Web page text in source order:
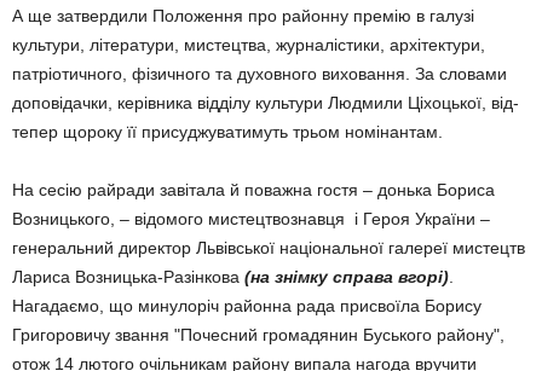
А ще затвер­дили Положення про районну премію в галузі
культури, літератури, мистецтва, журналіс­тики, архі­тектури,
патріотичного, фізичного та духов­ного виховання. За словами
до­повідачки, керівника відділу куль­тури Людмили Ціхоцької, від­
тепер щороку її присуджува­ти­муть трьом номінантам.
На сесію райради завітала й поважна гостя – донька Бориса
Возниць­кого, – відомого мистецтво­знавця і Героя України –
генеральний директор Львівської національної галереї мистецтв
Лариса Воз­ницька-Ра­зінкова (на знімку справа вгорі)
Нагадаємо, що минулоріч районна рада при­своїла Борису
Григоровичу звання "По­чесний громадянин Буського району",
отож 14 лютого очільникам району ви­пала нагода вручити